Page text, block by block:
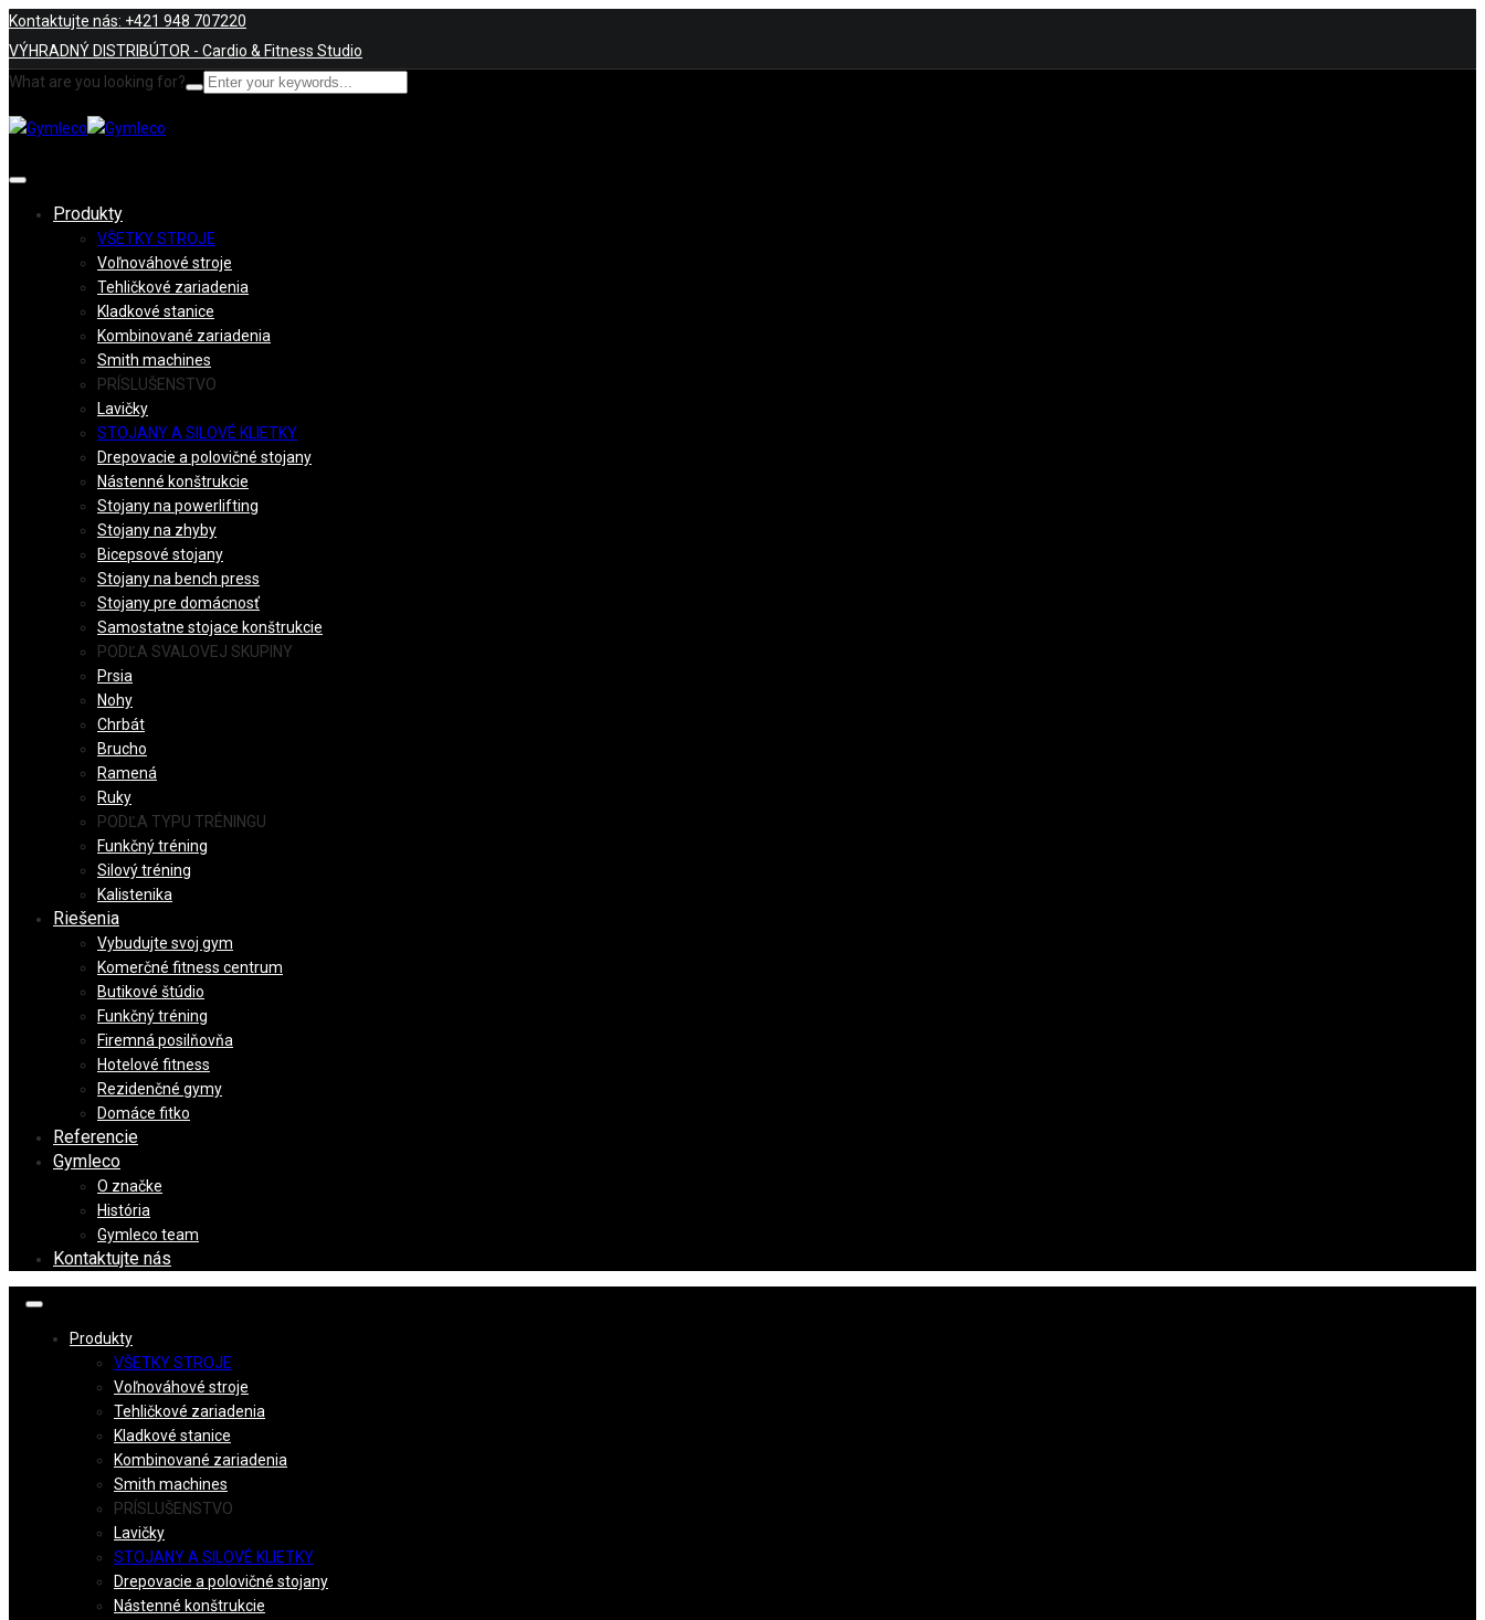
Kontaktujte nás: +421 948 707220
VÝHRADNÝ DISTRIBÚTOR - Cardio & Fitness Studio
What are you looking for?
Produkty
VŠETKY STROJE
Voľnováhové stroje
Tehličkové zariadenia
Kladkové stanice
Kombinované zariadenia
Smith machines
PRÍSLUŠENSTVO
Lavičky
STOJANY A SILOVÉ KLIETKY
Drepovacie a polovičné stojany
Nástenné konštrukcie
Stojany na powerlifting
Stojany na zhyby
Bicepsové stojany
Stojany na bench press
Stojany pre domácnosť
Samostatne stojace konštrukcie
PODĽA SVALOVEJ SKUPINY
Prsia
Nohy
Chrbát
Brucho
Ramená
Ruky
PODĽA TYPU TRÉNINGU
Funkčný tréning
Silový tréning
Kalistenika
Riešenia
Vybudujte svoj gym
Komerčné fitness centrum
Butikové štúdio
Funkčný tréning
Firemná posilňovňa
Hotelové fitness
Rezidenčné gymy
Domáce fitko
Referencie
Gymleco
O značke
História
Gymleco team
Kontaktujte nás
Produkty
VŠETKY STROJE
Voľnováhové stroje
Tehličkové zariadenia
Kladkové stanice
Kombinované zariadenia
Smith machines
PRÍSLUŠENSTVO
Lavičky
STOJANY A SILOVÉ KLIETKY
Drepovacie a polovičné stojany
Nástenné konštrukcie